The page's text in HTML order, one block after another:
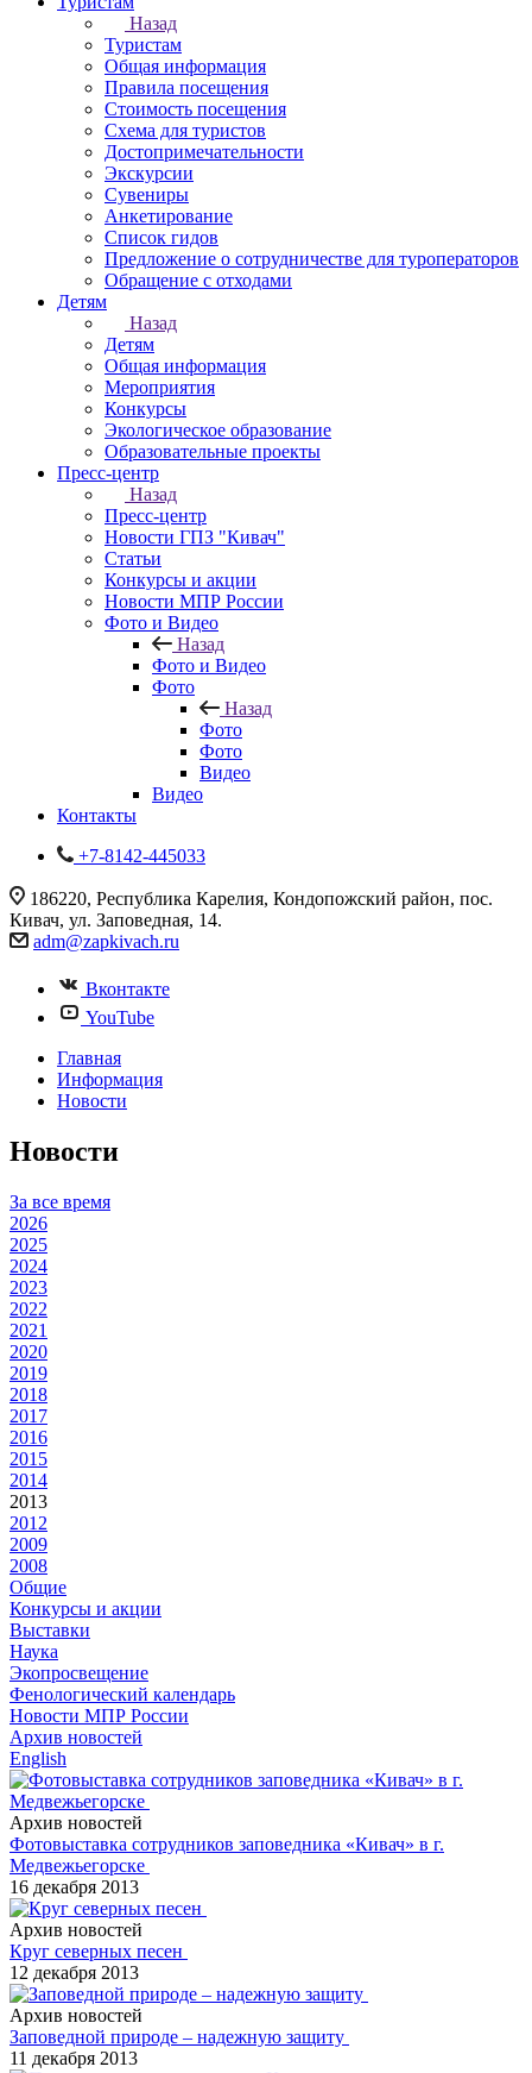
Назад
Туристам
Общая информация
Правила посещения
Стоимость посещения
Схема для туристов
Достопримечательности
Экскурсии
Сувениры
Анкетирование
Список гидов
Предложение о сотрудничестве для туроператоров
Обращение с отходами
Детям
Назад
Детям
Общая информация
Мероприятия
Конкурсы
Экологическое образование
Образовательные проекты
Пресс-центр
Назад
Пресс-центр
Новости ГПЗ "Кивач"
Статьи
Конкурсы и акции
Новости МПР России
Фото и Видео
Назад
Фото и Видео
Фото
Назад
Фото
Фото
Видео
Видео
Контакты
+7-8142-445033
186220, Республика Карелия, Кондопожский район, пос.
Кивач, ул. Заповедная, 14.
adm@zapkivach.ru
Вконтакте
YouTube
Главная
Информация
Новости
Новости
За все время
2026
2025
2024
2023
2022
2021
2020
2019
2018
2017
2016
2015
2014
2013
2012
2009
2008
Общие
Конкурсы и акции
Выставки
Наука
Экопросвещение
Фенологический календарь
Новости МПР России
Архив новостей
English
Архив новостей
Фотовыставка сотрудников заповедника «Кивач» в г.
Медвежьегорске
16 декабря 2013
Архив новостей
Круг северных песен
12 декабря 2013
Архив новостей
Заповедной природе – надежную защиту
11 декабря 2013